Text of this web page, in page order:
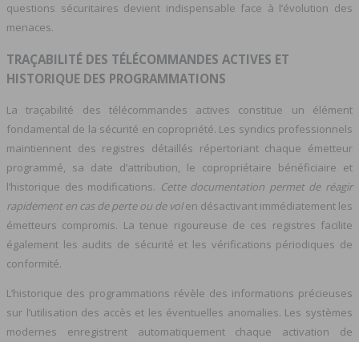
questions sécuritaires devient indispensable face à l’évolution des
menaces.
TRAÇABILITÉ DES TÉLÉCOMMANDES ACTIVES ET
HISTORIQUE DES PROGRAMMATIONS
La traçabilité des télécommandes actives constitue un élément
fondamental de la sécurité en copropriété. Les syndics professionnels
maintiennent des registres détaillés répertoriant chaque émetteur
programmé, sa date d’attribution, le copropriétaire bénéficiaire et
l’historique des modifications. Cette documentation permet de réagir
rapidement en cas de perte ou de volen désactivant immédiatement les
émetteurs compromis. La tenue rigoureuse de ces registres facilite
également les audits de sécurité et les vérifications périodiques de
conformité.
L’historique des programmations révèle des informations précieuses
sur l’utilisation des accès et les éventuelles anomalies. Les systèmes
modernes enregistrent automatiquement chaque activation de